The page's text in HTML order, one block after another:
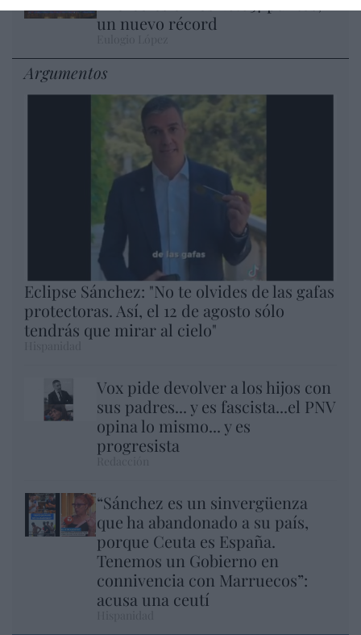
un nuevo récord
Argumentos
Eclipse Sánchez: "No te olvides de las gafas
protectoras. Así, el 12 de agosto sólo
tendrás que mirar al cielo"
Vox pide devolver a los hijos con
sus padres... y es fascista...el PNV
opina lo mismo... y es
progresista
“Sánchez es un sinvergüenza
que ha abandonado a su país,
porque Ceuta es España.
Tenemos un Gobierno en
connivencia con Marruecos”:
acusa una ceutí